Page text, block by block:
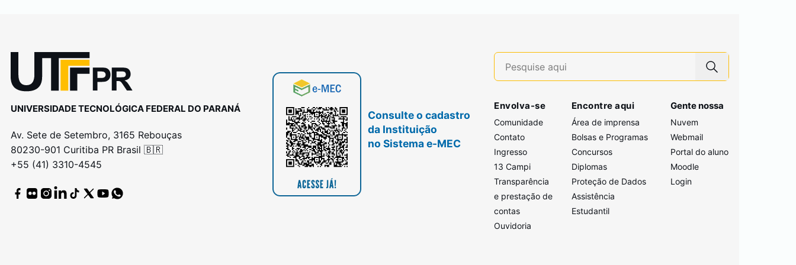
UNIVERSIDADE TECNOLÓGICA FEDERAL DO PARANÁ
Av. Sete de Setembro, 3165 Rebouças
80230-901 Curitiba PR Brasil 🇧🇷
+55 (41) 3310-4545
Consulte o cadastro
da Instituição
no Sistema e-MEC
Envolva-se
Comunidade
Contato
Ingresso
13 Campi
Transparência
e prestação de
contas
Ouvidoria
Encontre aqui
Área de imprensa
Bolsas e Programas
Concursos
Diplomas
Proteção de Dados
Assistência
Estudantil
Gente nossa
Nuvem
Webmail
Portal do aluno
Moodle
Login